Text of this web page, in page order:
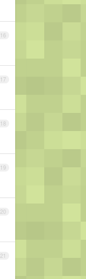
16
17
18
19
20
21